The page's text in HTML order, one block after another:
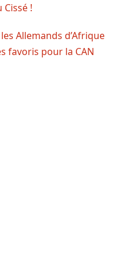
Cissé !
Allemands d’Afrique
favoris pour la CAN